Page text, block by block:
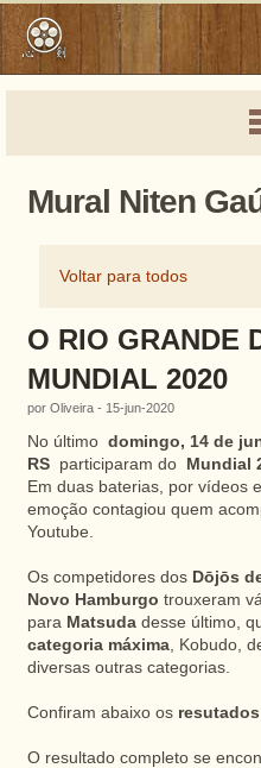
Mural Niten
Voltar para todos
O RIO GRANDE
MUNDIAL 2020
por Oliveira - 15-jun-2020
No último domingo, 14 de
RS
participaram do Mundial
Em duas baterias, por vídeos
emoção contagiou quem
Youtube.
Os competidores dos Dōjōs
Novo Hamburgo trouxeram
para Matsuda desse último,
categoria máxima, Kobudo,
diversas outras categorias.
Confiram abaixo os
O resultado completo se